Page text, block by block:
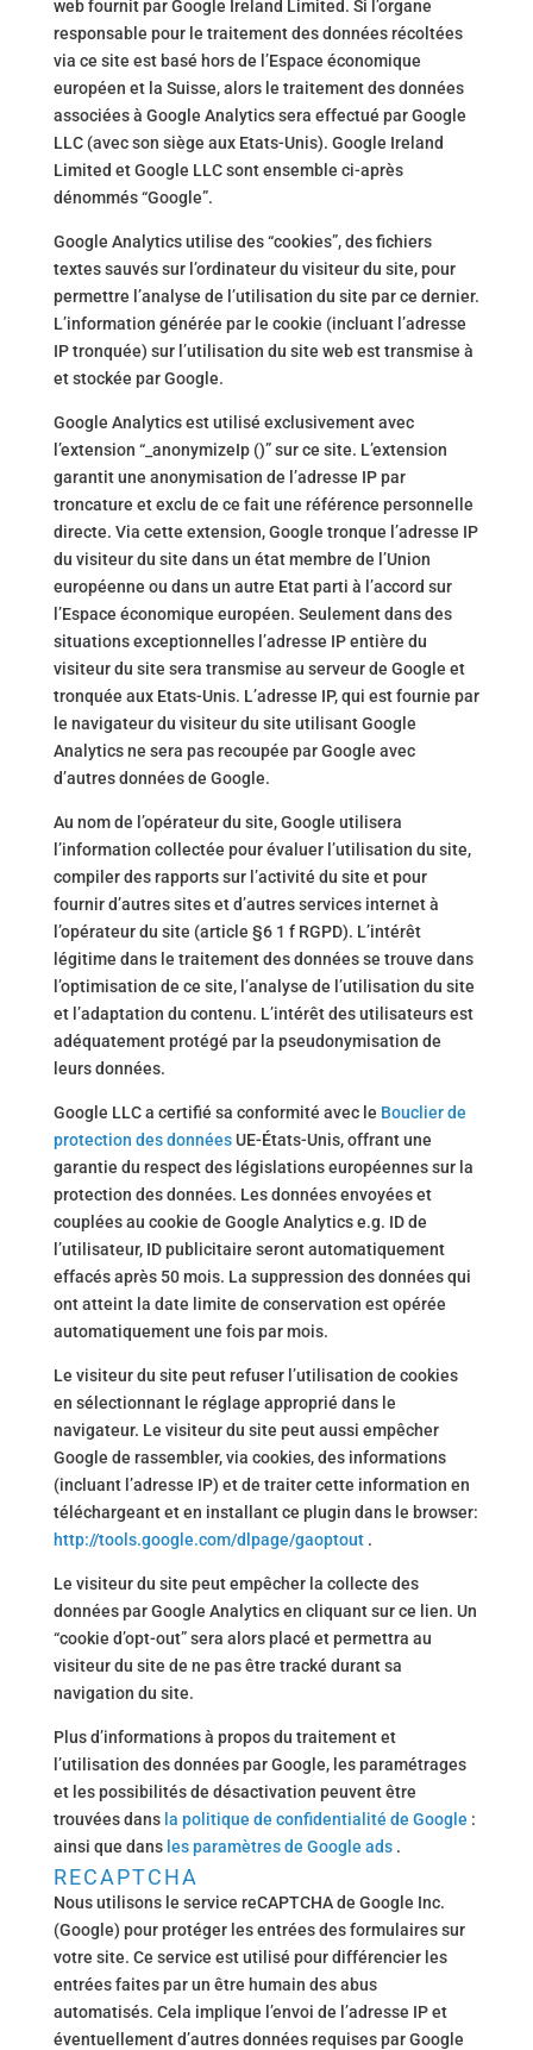
web fournit par Google Ireland Limited. Si l’organe
responsable pour le traitement des données récoltées
via ce site est basé hors de l’Espace économique
européen et la Suisse, alors le traitement des données
associées à Google Analytics sera effectué par Google
LLC (avec son siège aux Etats-Unis). Google Ireland
Limited et Google LLC sont ensemble ci-après
dénommés “Google”.
Google Analytics utilise des “cookies”, des fichiers
textes sauvés sur l’ordinateur du visiteur du site, pour
permettre l’analyse de l’utilisation du site par ce dernier.
L’information générée par le cookie (incluant l’adresse
IP tronquée) sur l’utilisation du site web est transmise à
et stockée par Google.
Google Analytics est utilisé exclusivement avec
l’extension “_anonymizeIp ()” sur ce site. L’extension
garantit une anonymisation de l’adresse IP par
troncature et exclu de ce fait une référence personnelle
directe. Via cette extension, Google tronque l’adresse IP
du visiteur du site dans un état membre de l’Union
européenne ou dans un autre Etat parti à l’accord sur
l’Espace économique européen. Seulement dans des
situations exceptionnelles l’adresse IP entière du
visiteur du site sera transmise au serveur de Google et
tronquée aux Etats-Unis. L’adresse IP, qui est fournie par
le navigateur du visiteur du site utilisant Google
Analytics ne sera pas recoupée par Google avec
d’autres données de Google.
Au nom de l’opérateur du site, Google utilisera
l’information collectée pour évaluer l’utilisation du site,
compiler des rapports sur l’activité du site et pour
fournir d’autres sites et d’autres services internet à
l’opérateur du site (article §6 1 f RGPD). L’intérêt
légitime dans le traitement des données se trouve dans
l’optimisation de ce site, l’analyse de l’utilisation du site
et l’adaptation du contenu. L’intérêt des utilisateurs est
adéquatement protégé par la pseudonymisation de
leurs données.
Google LLC a certifié sa conformité avec le Bouclier de
protection des donnéesUE-États-Unis, offrant une
garantie du respect des législations européennes sur la
protection des données. Les données envoyées et
couplées au cookie de Google Analytics e.g. ID de
l’utilisateur, ID publicitaire seront automatiquement
effacés après 50 mois. La suppression des données qui
ont atteint la date limite de conservation est opérée
automatiquement une fois par mois.
Le visiteur du site peut refuser l’utilisation de cookies
en sélectionnant le réglage approprié dans le
navigateur. Le visiteur du site peut aussi empêcher
Google de rassembler, via cookies, des informations
(incluant l’adresse IP) et de traiter cette information en
téléchargeant et en installant ce plugin dans le browser:
http://tools.google.com/dlpage/gaoptout.
Le visiteur du site peut empêcher la collecte des
données par Google Analytics en cliquant sur ce lien. Un
“cookie d’opt-out” sera alors placé et permettra au
visiteur du site de ne pas être tracké durant sa
navigation du site.
Plus d’informations à propos du traitement et
l’utilisation des données par Google, les paramétrages
et les possibilités de désactivation peuvent être
trouvées dans la politique de confidentialité de Google :
ainsi que dans les paramètres de Google ads.
RECAPTCHA
Nous utilisons le service reCAPTCHA de Google Inc.
(Google) pour protéger les entrées des formulaires sur
votre site. Ce service est utilisé pour différencier les
entrées faites par un être humain des abus
automatisés. Cela implique l’envoi de l’adresse IP et
éventuellement d’autres données requises par Google